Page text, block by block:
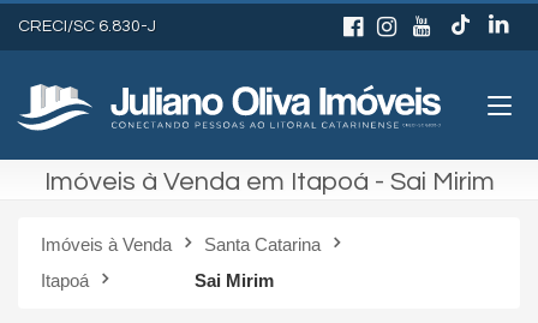
CRECI/SC 6.830-J
Imóveis à Venda em Itapoá - Sai Mirim
Imóveis à Venda
Santa Catarina
Itapoá
Sai Mirim